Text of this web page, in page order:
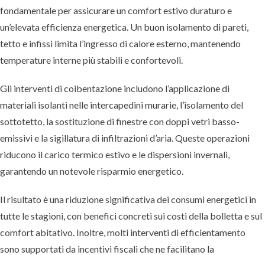
fondamentale per assicurare un comfort estivo duraturo e
un’elevata efficienza energetica. Un buon isolamento di pareti,
tetto e infissi limita l’ingresso di calore esterno, mantenendo
temperature interne più stabili e confortevoli.
Gli interventi di coibentazione includono l’applicazione di
materiali isolanti nelle intercapedini murarie, l’isolamento del
sottotetto, la sostituzione di finestre con doppi vetri basso-
emissivi e la sigillatura di infiltrazioni d’aria. Queste operazioni
riducono il carico termico estivo e le dispersioni invernali,
garantendo un notevole risparmio energetico.
Il risultato è una riduzione significativa dei consumi energetici in
tutte le stagioni, con benefici concreti sui costi della bolletta e sul
comfort abitativo. Inoltre, molti interventi di efficientamento
sono supportati da incentivi fiscali che ne facilitano la